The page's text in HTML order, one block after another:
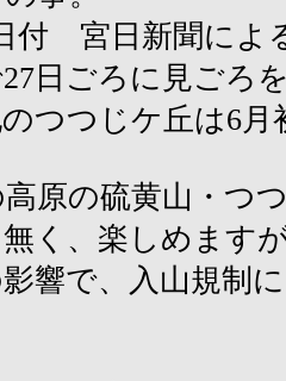
付 宮日新聞によ
日ごろに見ごろ
つつじケ丘は6
高原の硫黄山・つ
く、楽しめます
響で、入山規制